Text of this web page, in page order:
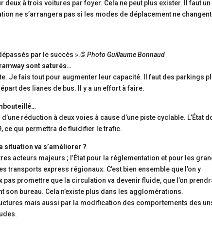
deux à trois voitures par foyer. Cela ne peut plus exister. Il faut un
ne s’arrangera pas si les modes de déplacement ne changent
par le succès ».© PhotoGuillaume Bonnaud
sont saturés…
Je fais tout pour augmenter leur capacité. Il faut des parkings
des lianes de bus. Il y a un effort à faire.
réduction à deux voies à cause d’une piste cyclable. L’État
ce qui permettra de fluidifier le trafic.
situation va s’améliorer ?
acteurs majeurs ; l’État pour la réglementation et pour les
express régionaux. C’est bien ensemble que l’on y
promettre que la circulation va devenir fluide, que l’on
son bureau. Cela n’existe plus dans les agglomérations.
mais aussi par la modification des comportements des